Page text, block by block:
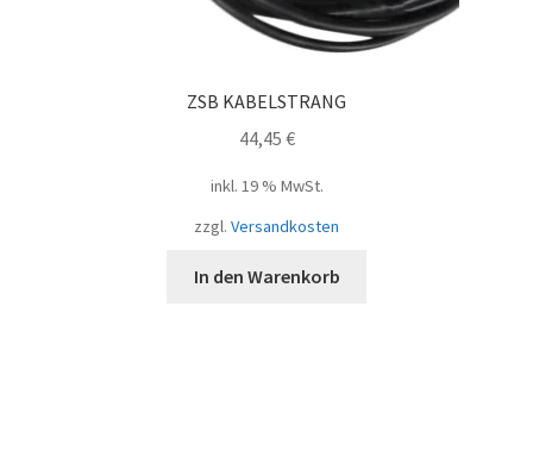
ZSB KABELSTRANG
44,45 €
inkl. 19 % MwSt.
zzgl. Versandkosten
In den Warenkorb